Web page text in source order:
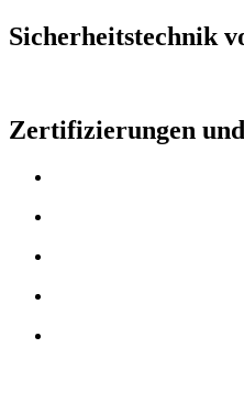
Sicherheitstechnik
Zertifizierungen